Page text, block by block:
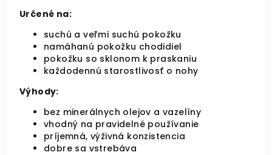
Určené na:
suchú a veľmi suchú pokožku
namáhanú pokožku chodidiel
pokožku so sklonom k praskaniu
každodennú starostlivosť o nohy
Výhody:
bez minerálnych olejov a vazelíny
vhodný na pravidelné používanie
príjemná, výživná konzistencia
dobre sa vstrebáva